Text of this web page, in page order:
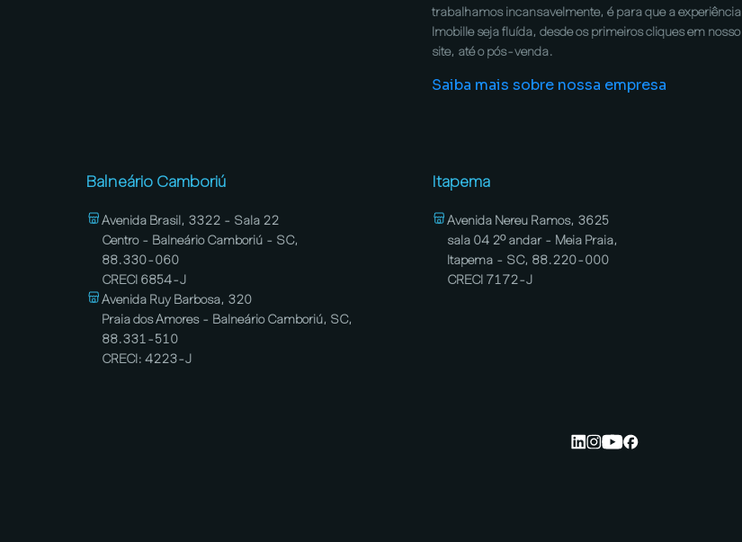
trabalhamos incansavelmente, é para que a experiência
Imobille seja fluída, desde os primeiros cliques em nosso
site, até o pós-venda.
Saiba mais sobre nossa empresa
Balneário Camboriú
Avenida Brasil, 3322 - Sala 22
Centro - Balneário Camboriú - SC,
88.330-060
CRECI 6854-J
Avenida Ruy Barbosa, 320
Praia dos Amores - Balneário Camboriú, SC,
88.331-510
CRECI: 4223-J
Itapema
Avenida Nereu Ramos, 3625
sala 04 2º andar - Meia Praia,
Itapema - SC, 88.220-000
CRECI 7172-J